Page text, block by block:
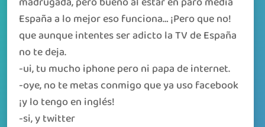
España a lo mejor eso funciona… ¡Pero que no!
que aunque intentes ser adicto la TV de España
no te deja.
-ui, tu mucho iphone pero ni papa de internet.
-oye, no te metas conmigo que ya uso facebook
¡y lo tengo en inglés!
-si, y twitter